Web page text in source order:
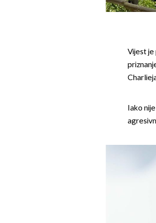
Vijest je
Iako